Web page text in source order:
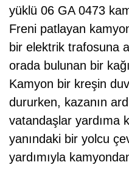
yüklü 06 GA 0473
Freni patlayan
bir elektrik trafosuna
orada bulunan bir
Kamyon bir kreşin
dururken, kazanın
vatandaşlar yardıma
yanındaki bir yolcu
yardımıyla